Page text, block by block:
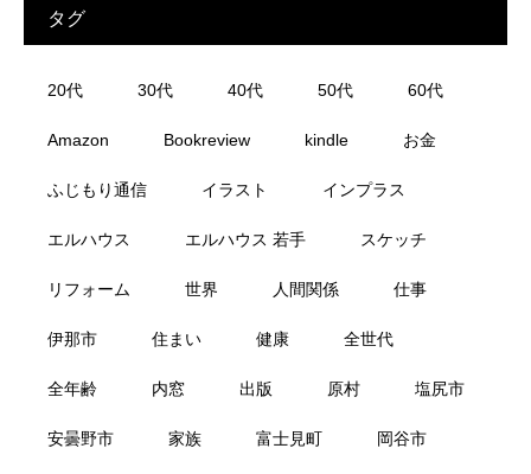
タグ
20代 30代 40代 50代 60代
Amazon Bookreview kindle お金
ふじもり通信 イラスト インプラス
エルハウス エルハウス 若手 スケッチ
リフォーム 世界 人間関係 仕事
伊那市 住まい 健康 全世代
全年齢 内窓 出版 原村 塩尻市
安曇野市 家族 富士見町 岡谷市